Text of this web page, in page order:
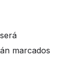
marcados